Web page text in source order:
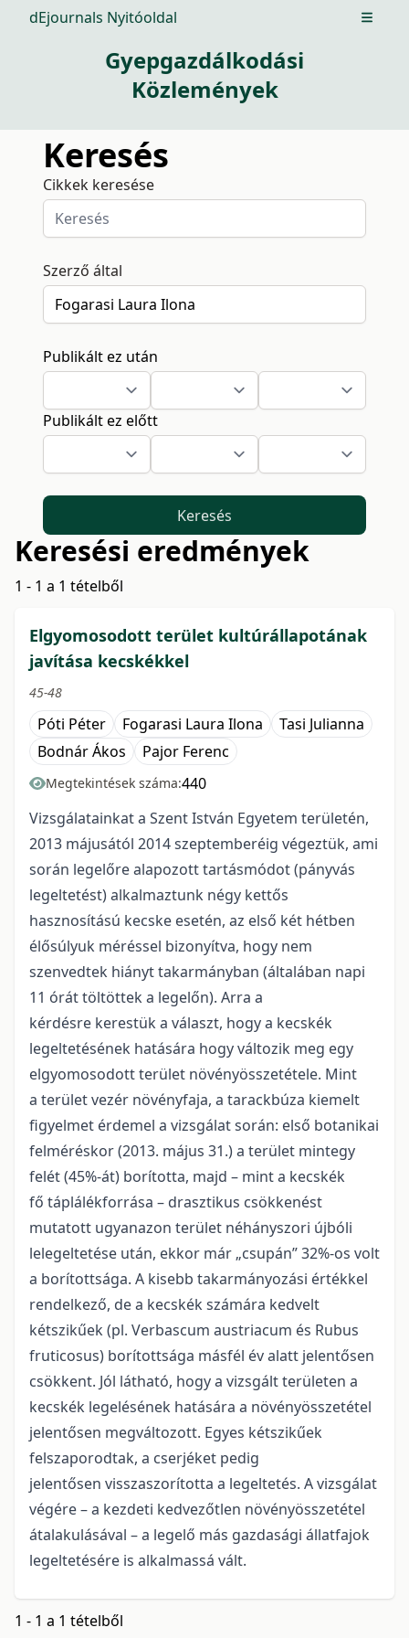
dEjournals Nyitóoldal Open
Gyepgazdálkodási
Közlemények
Keresés
Cikkek keresése
Szerző által
Publikált ez után
Publikált ez előtt
Keresés
Keresési eredmények
1 - 1 a 1 tételből
Elgyomosodott terület kultúrállapotának
javítása kecskékkel
45-48
Póti Péter Fogarasi Laura Ilona
Tasi Julianna
Bodnár Ákos
Pajor Ferenc
Megtekintések száma:440
Vizsgálatainkat a Szent István Egyetem területén,
2013 májusától 2014 szeptemberéig végeztük, ami
során legelőre alapozott tartásmódot (pányvás
legeltetést) alkalmaztunk négy kettős
hasznosítású kecske esetén, az első két hétben
élősúlyuk méréssel bizonyítva, hogy nem
szenvedtek hiányt takarmányban (általában napi
11 órát töltöttek a legelőn). Arra a
kérdésre kerestük a választ, hogy a kecskék
legeltetésének hatására hogy változik meg egy
elgyomosodott terület növényösszetétele. Mint
a terület vezér növényfaja, a tarackbúza kiemelt
figyelmet érdemel a vizsgálat során: első botanikai
felméréskor (2013. május 31.) a terület mintegy
felét (45%-át) borította, majd – mint a kecskék
fő táplálékforrása – drasztikus csökkenést
mutatott ugyanazon terület néhányszori újbóli
lelegeltetése után, ekkor már „csupán” 32%-os volt
a borítottsága. A kisebb takarmányozási értékkel
rendelkező, de a kecskék számára kedvelt
kétszikűek (pl. Verbascum austriacum és Rubus
fruticosus) borítottsága másfél év alatt jelentősen
csökkent. Jól látható, hogy a vizsgált területen a
kecskék legelésének hatására a növényösszetétel
jelentősen megváltozott. Egyes kétszikűek
felszaporodtak, a cserjéket pedig
jelentősen visszaszorította a legeltetés. A vizsgálat
végére – a kezdeti kedvezőtlen növényösszetétel
átalakulásával – a legelő más gazdasági állatfajok
legeltetésére is alkalmassá vált.
1 - 1 a 1 tételből